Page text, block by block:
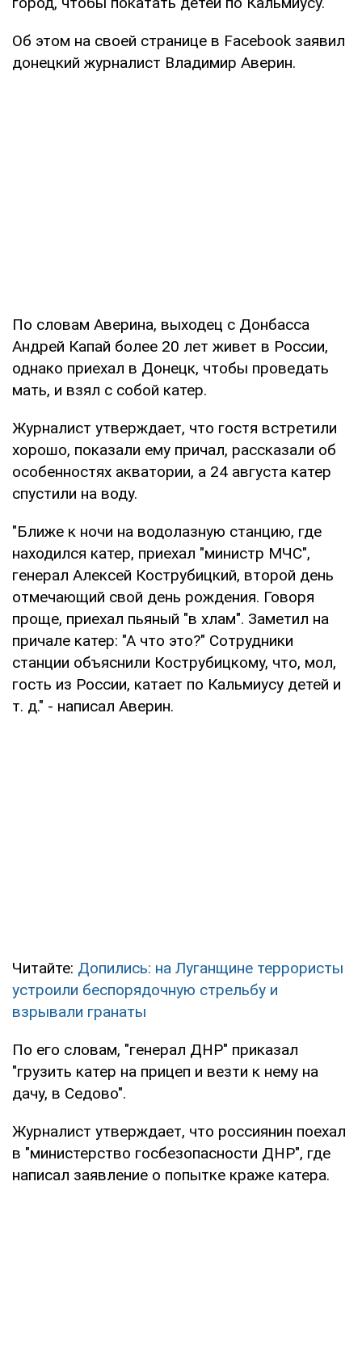
Об этом на своей странице в Facebook заявил
донецкий журналист Владимир Аверин.
По словам Аверина, выходец с Донбасса
Андрей Капай более 20 лет живет в России,
однако приехал в Донецк, чтобы проведать
мать, и взял с собой катер.
Журналист утверждает, что гостя встретили
хорошо, показали ему причал, рассказали об
особенностях акватории, а 24 августа катер
спустили на воду.
"Ближе к ночи на водолазную станцию, где
находился катер, приехал "министр МЧС",
генерал Алексей Кострубицкий, второй день
отмечающий свой день рождения. Говоря
проще, приехал пьяный "в хлам". Заметил на
причале катер: "А что это?" Сотрудники
станции объяснили Кострубицкому, что, мол,
гость из России, катает по Кальмиусу детей и
т. д." - написал Аверин.
Читайте: Допились: на Луганщине террористы
устроили беспорядочную стрельбу и
взрывали гранаты
По его словам, "генерал ДНР" приказал
"грузить катер на прицеп и везти к нему на
дачу, в Седово".
Журналист утверждает, что россиянин поехал
в "министерство госбезопасности ДНР", где
написал заявление о попытке краже катера.